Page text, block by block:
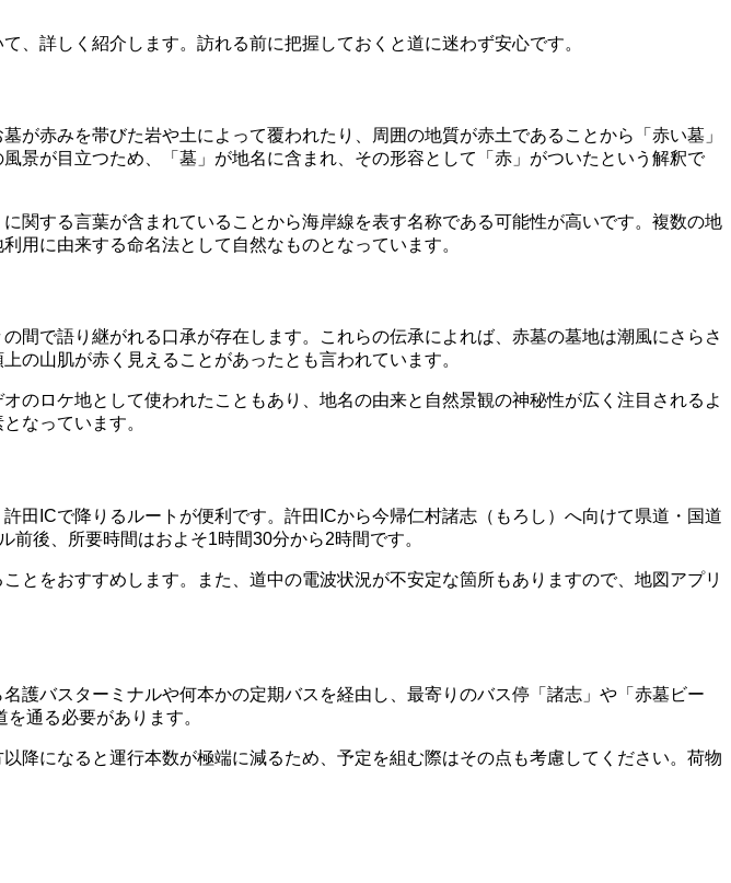
、詳しく紹介します。訪れる前に把握しておくと道に迷わず安心です。
が赤みを帯びた岩や土によって覆われたり、周囲の地質が赤土であることから「赤い墓」
景が目立つため、「墓」が地名に含まれ、その形容として「赤」がついたという解釈で
関する言葉が含まれていることから海岸線を表す名称である可能性が高いです。複数の地
用に由来する命名法として自然なものとなっています。
間で語り継がれる口承が存在します。これらの伝承によれば、赤墓の墓地は潮風にさらさ
の山肌が赤く見えることがあったとも言われています。
のロケ地として使われたこともあり、地名の由来と自然景観の神秘性が広く注目されるよ
なっています。
田ICで降りるルートが便利です。許田ICから今帰仁村諸志（もろし）へ向けて県道・国道
後、所要時間はおよそ1時間30分から2時間です。
をおすすめします。また、道中の電波状況が不安定な箇所もありますので、地図アプリ
護バスターミナルや何本かの定期バスを経由し、最寄りのバス停「諸志」や「赤墓ビー
通る必要があります。
降になると運行本数が極端に減るため、予定を組む際はその点も考慮してください。荷物